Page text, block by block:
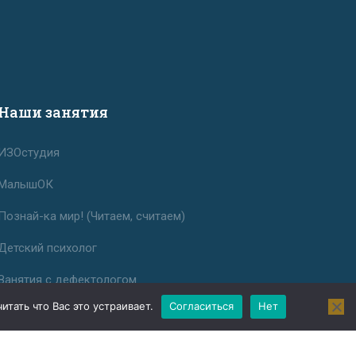
занятия
ка мир! (Читаем, считаем)
психолог
с дефектологом
занятия с
что Вас это устраивает. Согласиться Нет